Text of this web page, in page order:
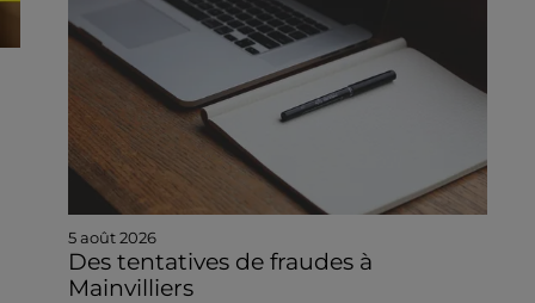
5 août 2026
Des tentatives de fraudes à
Mainvilliers